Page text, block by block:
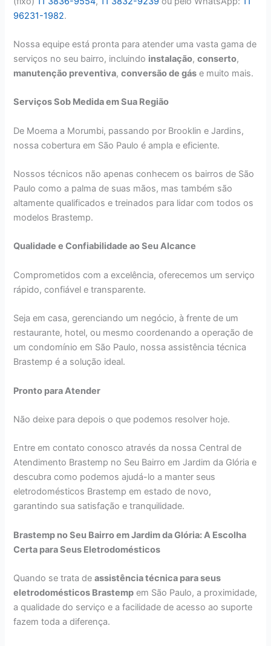
96231-1982.
Nossa equipe está pronta para atender uma vasta gama de
serviços no seu bairro, incluindo instalação,conserto,
manutenção preventiva,conversão de gás e muito mais.
Serviços Sob Medida em Sua Região
De Moema a Morumbi, passando por Brooklin e Jardins,
nossa cobertura em São Paulo é ampla e eficiente.
Nossos técnicos não apenas conhecem os bairros de São
Paulo como a palma de suas mãos, mas também são
altamente qualificados e treinados para lidar com todos os
modelos Brastemp.
Qualidade e Confiabilidade ao Seu Alcance
Comprometidos com a excelência, oferecemos um serviço
rápido, confiável e transparente.
Seja em casa, gerenciando um negócio, à frente de um
restaurante, hotel, ou mesmo coordenando a operação de
um condomínio em São Paulo, nossa assistência técnica
Brastemp é a solução ideal.
Pronto para Atender
Não deixe para depois o que podemos resolver hoje.
Entre em contato conosco através da nossa Central de
Atendimento Brastemp no Seu Bairro em Jardim da Glória e
descubra como podemos ajudá-lo a manter seus
eletrodomésticos Brastemp em estado de novo,
garantindo sua satisfação e tranquilidade.
Brastemp no Seu Bairro em Jardim da Glória: A Escolha
Certa para Seus Eletrodomésticos
Quando se trata deassistência técnica para seus
eletrodomésticos Brastemp em São Paulo, a proximidade,
a qualidade do serviço e a facilidade de acesso ao suporte
fazem toda a diferença.